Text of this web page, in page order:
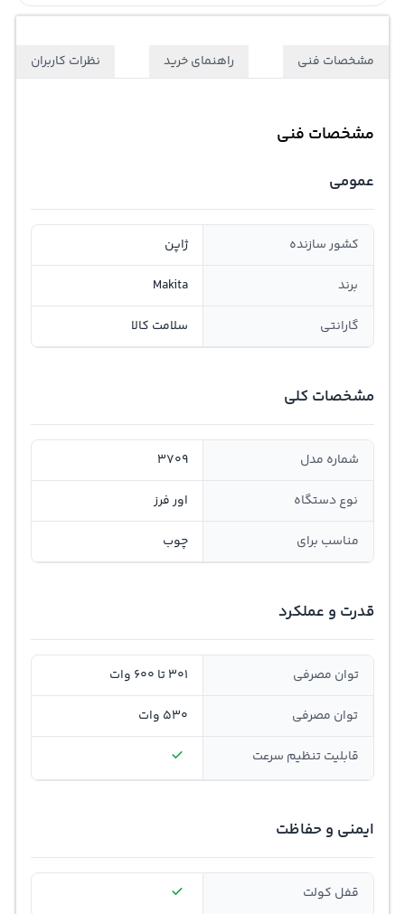
مشخصات فنی راهنمای خرید نظرات کاربران
مشخصات فنی
عمومی
کشور سازنده ژاپن
برند Makita
گارانتی سلامت کالا
مشخصات کلی
شماره مدل 3709
نوع دستگاه اور فرز
مناسب برای چوب
قدرت و عملکرد
توان مصرفی 301 تا 600 وات
توان مصرفی 530 وات
قابلیت تنظيم سرعت
ایمنی و حفاظت
قفل کولت